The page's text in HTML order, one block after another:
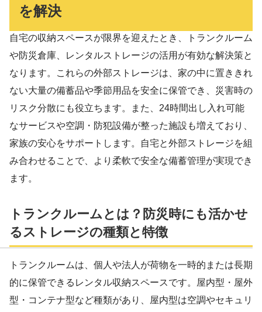
を解決
自宅の収納スペースが限界を迎えたとき、トランクルーム
や防災倉庫、レンタルストレージの活用が有効な解決策と
なります。これらの外部ストレージは、家の中に置ききれ
ない大量の備蓄品や季節用品を安全に保管でき、災害時の
リスク分散にも役立ちます。また、24時間出し入れ可能
なサービスや空調・防犯設備が整った施設も増えており、
家族の安心をサポートします。自宅と外部ストレージを組
み合わせることで、より柔軟で安全な備蓄管理が実現でき
ます。
トランクルームとは？防災時にも活かせ
るストレージの種類と特徴
トランクルームは、個人や法人が荷物を一時的または長期
的に保管できるレンタル収納スペースです。屋内型・屋外
型・コンテナ型など種類があり、屋内型は空調やセキュリ